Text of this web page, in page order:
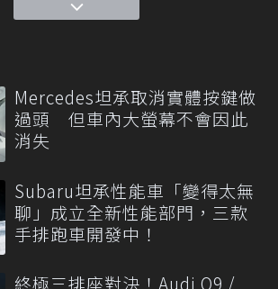
Mercedes坦承取消實體按鍵做
過頭 但車內大螢幕不會因此
消失
Subaru坦承性能車「變得太無
聊」成立全新性能部門，三款
手排跑車開發中！
終極三排座對決！Audi Q9 /